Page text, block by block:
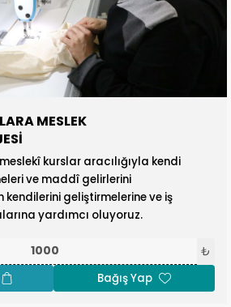
MESLEK
kurslar aracılığıyla kendi
ve maddî gelirlerini
kendilerini geliştirmelerine ve iş
yardımcı oluyoruz.
₺
Bağış Yap